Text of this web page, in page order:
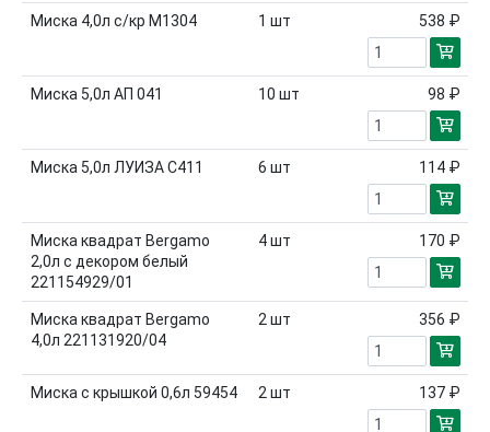
Миска 4,0л с/кр М1304 1 шт 538 ₽
Миска 5,0л АП 041 10 шт 98 ₽
Миска 5,0л ЛУИЗА С411 6 шт 114 ₽
Миска квадрат Bergamo
2,0л с декором белый
221154929/01
4шт 170 ₽
Миска квадрат Bergamo
4,0л 221131920/04
2 шт 356 ₽
Миска с крышкой 0,6л 59454 2 шт 137 ₽